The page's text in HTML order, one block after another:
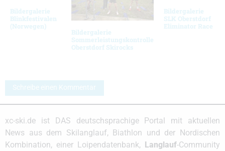
Bildergalerie
Blinkfestivalen
(Norwegen)
Bildergalerie
Sommerleistungskontrolle
Oberstdorf Skirocks
Bildergalerie
SLK Oberstdorf
Eliminator Race
Schreibe einen Kommentar
xc-ski.de ist DAS deutschsprachige Portal mit aktuellen
News aus dem Skilanglauf, Biathlon und der Nordischen
Kombination, einer Loipendatenbank, Langlauf-Community